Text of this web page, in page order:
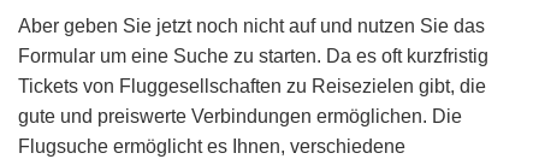
Aber geben Sie jetzt noch nicht auf und nutzen Sie das
Formular um eine Suche zu starten. Da es oft kurzfristig
Tickets von Fluggesellschaften zu Reisezielen gibt, die
gute und preiswerte Verbindungen ermöglichen. Die
Flugsuche ermöglicht es Ihnen, verschiedene